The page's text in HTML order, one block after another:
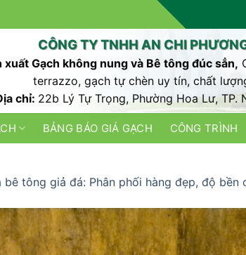
CÔNG TY TNHH AN CHI
xuất Gạch không nung và Bê tông đúc sẳn,
terrazzo, gạch tự chèn uy tín, chất
chỉ: 22b Lý Tự Trọng, Phường Hoa Lư, TP.
BẢNG BÁO GIÁ GẠCH CÔNG TRÌNH
bê tông giả đá: Phân phối hàng đẹp, độ